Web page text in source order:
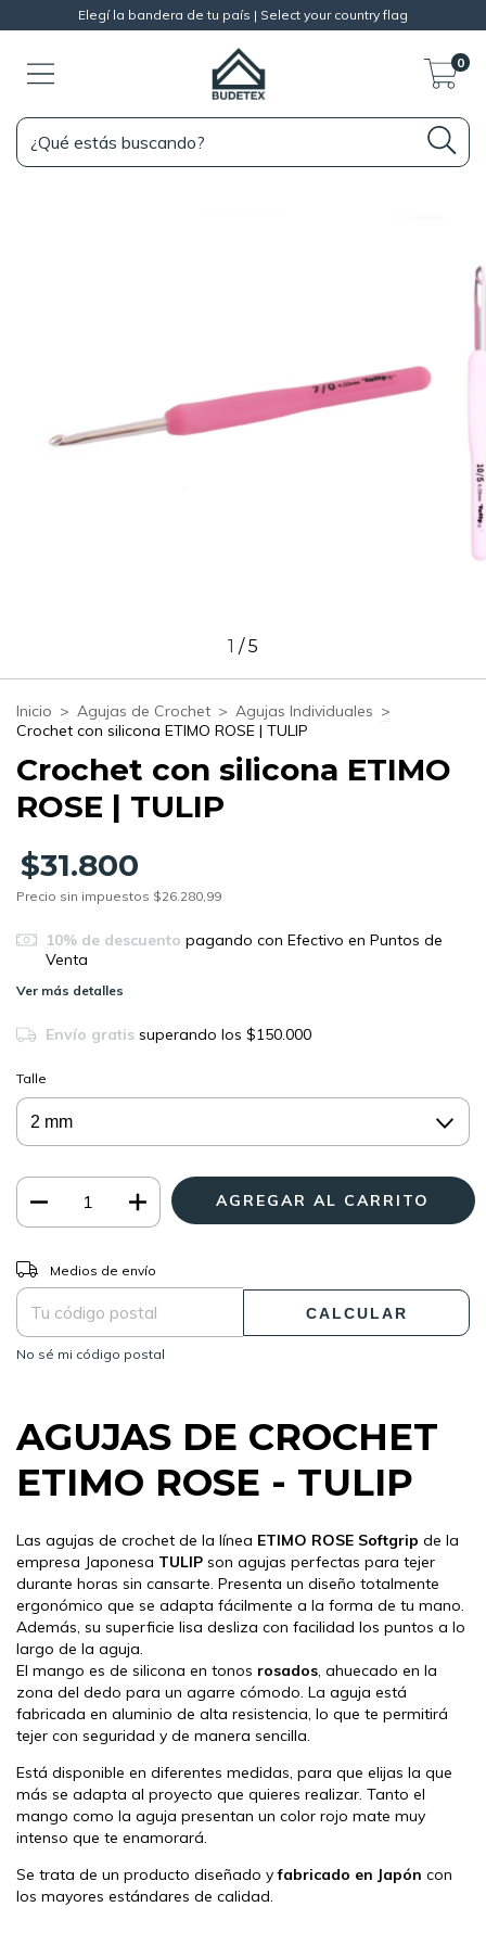
Elegí la bandera de tu país | Select your country flag
0
1 /5
Inicio > Agujas de Crochet > Agujas Individuales >
Crochet con silicona ETIMO ROSE | TULIP
Crochet con silicona ETIMO
ROSE | TULIP
$31.800
Precio sin impuestos $26.280,99
10% de descuento pagando con Efectivo en Puntos de
Venta
Ver más detalles
Envío gratis superando los $150.000
Talle
Entregas para el CP:
Medios de envío
CALCULAR
No sé mi código postal
AGUJAS DE CROCHET
ETIMO ROSE - TULIP
Las agujas de crochet de la línea ETIMO ROSE Softgrip de la
empresa Japonesa TULIP son agujas perfectas para tejer
durante horas sin cansarte. Presenta un diseño totalmente
ergonómico que se adapta fácilmente a la forma de tu mano.
Además, su superficie lisa desliza con facilidad los puntos a lo
largo de la aguja.
El mango es de silicona en tonos rosados, ahuecado en la
zona del dedo para un agarre cómodo. La aguja está
fabricada en aluminio de alta resistencia, lo que te permitirá
tejer con seguridad y de manera sencilla.
Está disponible en diferentes medidas, para que elijas la que
más se adapta al proyecto que quieres realizar. Tanto el
mango como la aguja presentan un color rojo mate muy
intenso que te enamorará.
Se trata de un producto diseñado yfabricado en Japón con
los mayores estándares de calidad.